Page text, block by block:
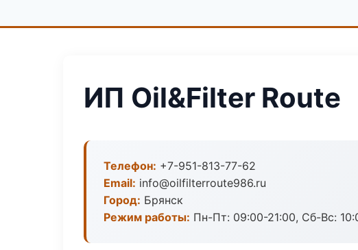
ИП Oil&Filter Route
Телефон: +7-951-813-77-62
Email: info@oilfilterroute986.ru
Город: Брянск
Режим работы: Пн-Пт: 09:00-21:00, Сб-Вс: